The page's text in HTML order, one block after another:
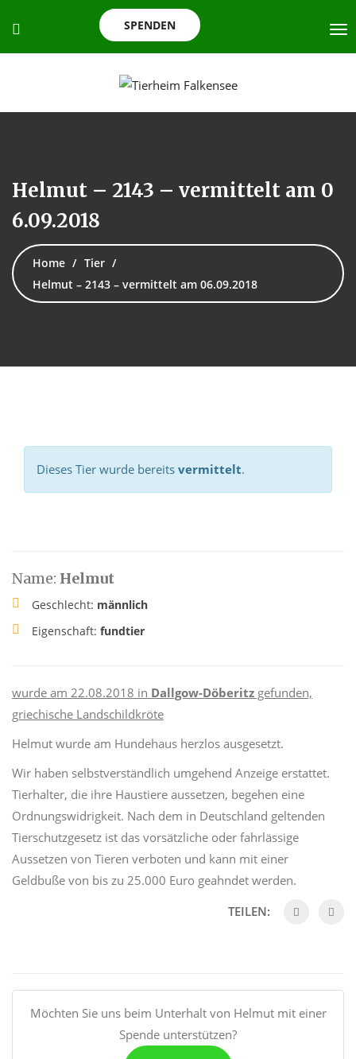
SPENDEN
Helmut – 2143 – vermittelt am 0
6.09.2018
Home
Tier
Helmut – 2143 – vermittelt am 06.09.2018
Dieses Tier wurde bereits vermittelt.
Name: Helmut
Geschlecht: männlich
Eigenschaft: fundtier
wurde am 22.08.2018 in Dallgow-Döberitz gefunden,
griechische Landschildkröte
Helmut wurde am Hundehaus herzlos ausgesetzt.
Wir haben selbstverständlich umgehend Anzeige erstattet.
Tierhalter, die ihre Haustiere aussetzen, begehen eine
Ordnungswidrigkeit. Nach dem in Deutschland geltenden
Tierschutzgesetz ist das vorsätzliche oder fahrlässige
Aussetzen von Tieren verboten und kann mit einer
Geldbuße von bis zu 25.000 Euro geahndet werden.
TEILEN:
Möchten Sie uns beim Unterhalt von Helmut mit einer
Spende unterstützen?